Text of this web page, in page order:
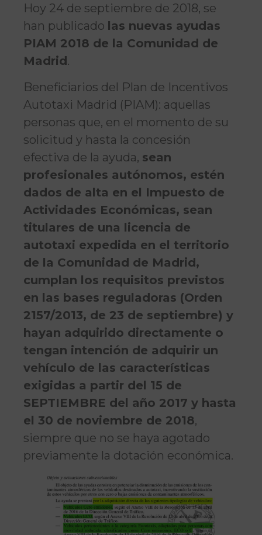
Hoy 24 de septiembre de 2018, se
han publicado las nuevas ayudas
PIAM 2018 de la Comunidad de
Madrid.
Beneficiarios del Plan de Incentivos
Autotaxi Madrid (PIAM): aquellas
personas que, en el momento de su
solicitud y hasta la concesión
efectiva de la ayuda, sean
profesionales autónomos, estén
dados de alta en el Impuesto de
Actividades Económicas, sean
titulares de una licencia de
autotaxi expedida en el territorio
de la Comunidad de Madrid,
cumplan los requisitos previstos
en las bases reguladoras (Orden
2157/2013, de 23 de septiembre) y
hayan adquirido directamente o
tengan intención de adquirir un
vehículo de las características
exigidas a partir del 15 de
SEPTIEMBRE del año 2017 y hasta
el 30 de noviembre de 2018,
siempre que no se haya agotado
previamente la dotación económica.